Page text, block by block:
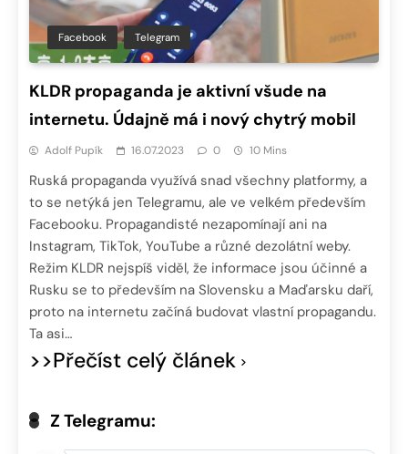
Facebook Telegram
KLDR propaganda je aktivní všude na
internetu. Údajně má i nový chytrý mobil
Adolf Pupík 16.07.2023 0 10 Mins
Ruská propaganda využívá snad všechny platformy, a
to se netýká jen Telegramu, ale ve velkém především
Facebooku. Propagandisté nezapomínají ani na
Instagram, TikTok, YouTube a různé dezolátní weby.
Režim KLDR nejspíš viděl, že informace jsou účinné a
Rusku se to především na Slovensku a Maďarsku daří,
proto na internetu začíná budovat vlastní propagandu.
Ta asi…
>>Přečíst celý článek
Z Telegramu: